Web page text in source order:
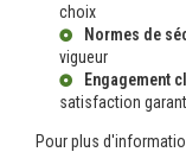
choix
Normes de
vigueur
Engagement
satisfaction
Pour plus